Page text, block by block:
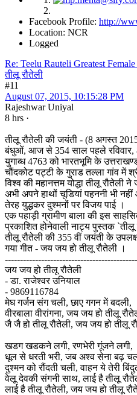
Facebook Profile: http://
Location: NCR
Logged
Re: Teelu Rauteli Greatest
तीलू रौतेली
#11
August 07, 2015, 10:15:28 PM
Rajeshwar Uniyal
8 hrs ·
तीलू रौतेली की जयंती - (8 अगस्त
बंधुओं, आज से 354 साल पहले रविवार,
युगाब्ध 4763 को भारतभूमि के
चौंदकोट पट्टी के गुराड तल्ला गांव में
विश्व की महानत्तम योद्धा तीलू रौतेली
अभी अपने हाथों चूडियां पहननी भी
तेरह युद्धकर दुश्मनों पर विजय पाई ।
एक पहाड़ी ग्रामीण बाला की इस
प्रकाशित होनेवाली नाट्य पुस्तक
तीलू रौतेली की 355 वीं जयंती के
गया गीत - जय जय हो तीलू रौतेली ।
जय जय हो तीलू रौतेली
- डा. राजेश्‍वर उनियाल
- 9869116784
मेघ गर्जन संग चली, छाए गगन में बदली,
वीरबाला वीरांगना, जय जय हो तीलू
जै जै हो तीलू रौतेली, जय जय हो तीलू
खडग खडकने लगी, रणभेरी गूंजने लगी,
धूल से धरती भरी, जब अश्‍व सेना बढ़
दुश्‍मन को रौंदती चली, वाहन ये तेरी
वेलू देवकी संगनी साथ, लाई है तीलू
लाई है तीलू रौतेली, जय जय हो तीलू